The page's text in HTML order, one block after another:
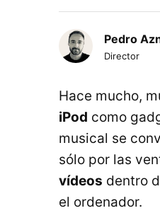
Pedro
Director
Hace mucho,
iPod como
musical se
sólo por las
vídeos dentro
el ordenador.